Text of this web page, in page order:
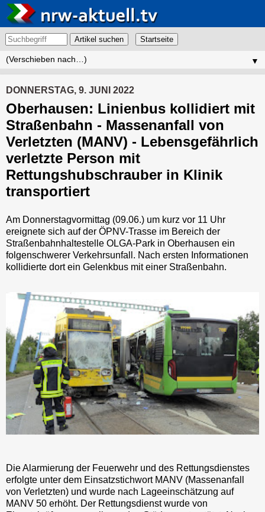
Artikel suchen
▼
DONNERSTAG, 9. JUNI 2022
Oberhausen: Linienbus kollidiert mit
Straßenbahn - Massenanfall von
Verletzten (MANV) - Lebensgefährlich
verletzte Person mit
Rettungshubschrauber in Klinik
transportiert
Am Donnerstagvormittag (09.06.) um kurz vor 11 Uhr
ereignete sich auf der ÖPNV-Trasse im Bereich der
Straßenbahnhaltestelle OLGA-Park in Oberhausen ein
folgenschwerer Verkehrsunfall. Nach ersten Informationen
kollidierte dort ein Gelenkbus mit einer Straßenbahn.
Die Alarmierung der Feuerwehr und des Rettungsdienstes
erfolgte unter dem Einsatzstichwort MANV (Massenanfall
von Verletzten) und wurde nach Lageeinschätzung auf
MANV 50 erhöht. Der Rettungsdienst wurde von